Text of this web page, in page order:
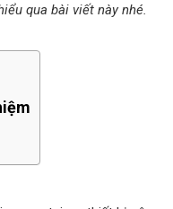
qua bài viết này nhé.